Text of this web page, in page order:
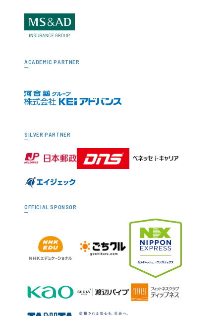
ACADEMIC PARTNER
SILVER PARTNER
OFFICIAL SPONSOR